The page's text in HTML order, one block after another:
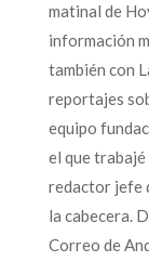
matinal de
información
también con
reportajes
equipo
el que trabajé
redactor jefe
la cabecera.
Correo de